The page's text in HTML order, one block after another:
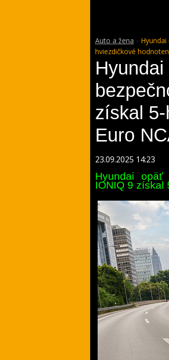
Auto a žena
hviezdičkové
získal
Euro
23.09.2025 14:23
Hyundai opäť
IONIQ 9 získal